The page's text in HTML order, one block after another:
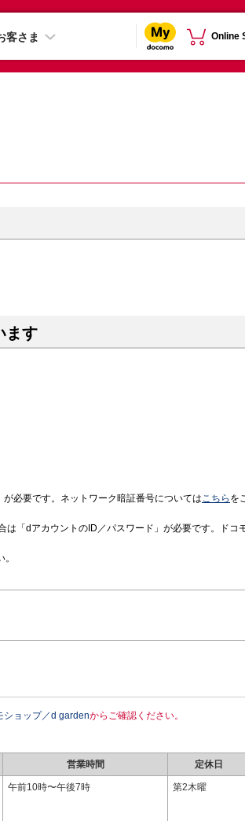
客さま Online
ます
必要です。ネットワーク暗証番号についてはこちら を
「dアカウントのID／パスワード」が必要です。ドコ
ショップ／d gardenからご確認ください。
営業時間 定休日
午前10時〜午後7時 第2木曜